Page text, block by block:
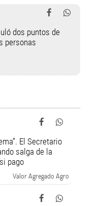
dos puntos de
personas
El Secretario
salga de la
pago
Valor Agregado Agro